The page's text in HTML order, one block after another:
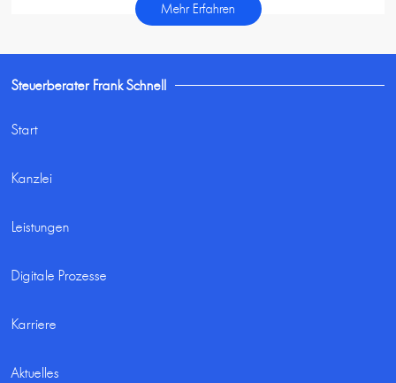
Mehr Erfahren
Steuerberater Frank Schnell
Start
Kanzlei
Leistungen
Digitale Prozesse
Karriere
Aktuelles